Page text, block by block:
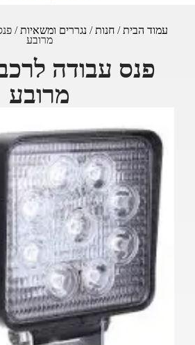
עמוד הבית/חנות/נגררים ומשאיות
מרובע
מרובע